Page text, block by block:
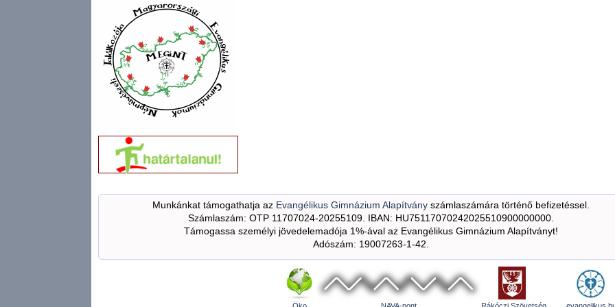
Munkánkat támogathatja az Evangélikus Gimnázium Alapítványszámlaszámára történő befizetéssel.
Számlaszám: OTP 11707024-20255109. IBAN: HU75117070242025510900000000.
Támogassa személyi jövedelemadója 1%-ával az Evangélikus Gimnázium Alapítványt!
Adószám: 19007263-1-42.